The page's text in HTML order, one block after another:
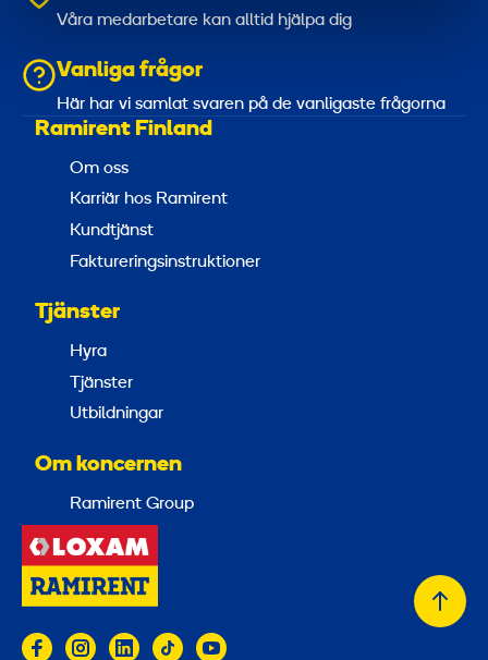
Våra medarbetare kan alltid hjälpa dig
Vanliga frågor
Här har vi samlat svaren på de vanligaste frågorna
Ramirent Finland
Om oss
Karriär hos Ramirent
Kundtjänst
Faktureringsinstruktioner
Tjänster
Hyra
Tjänster
Utbildningar
Om koncernen
Ramirent Group